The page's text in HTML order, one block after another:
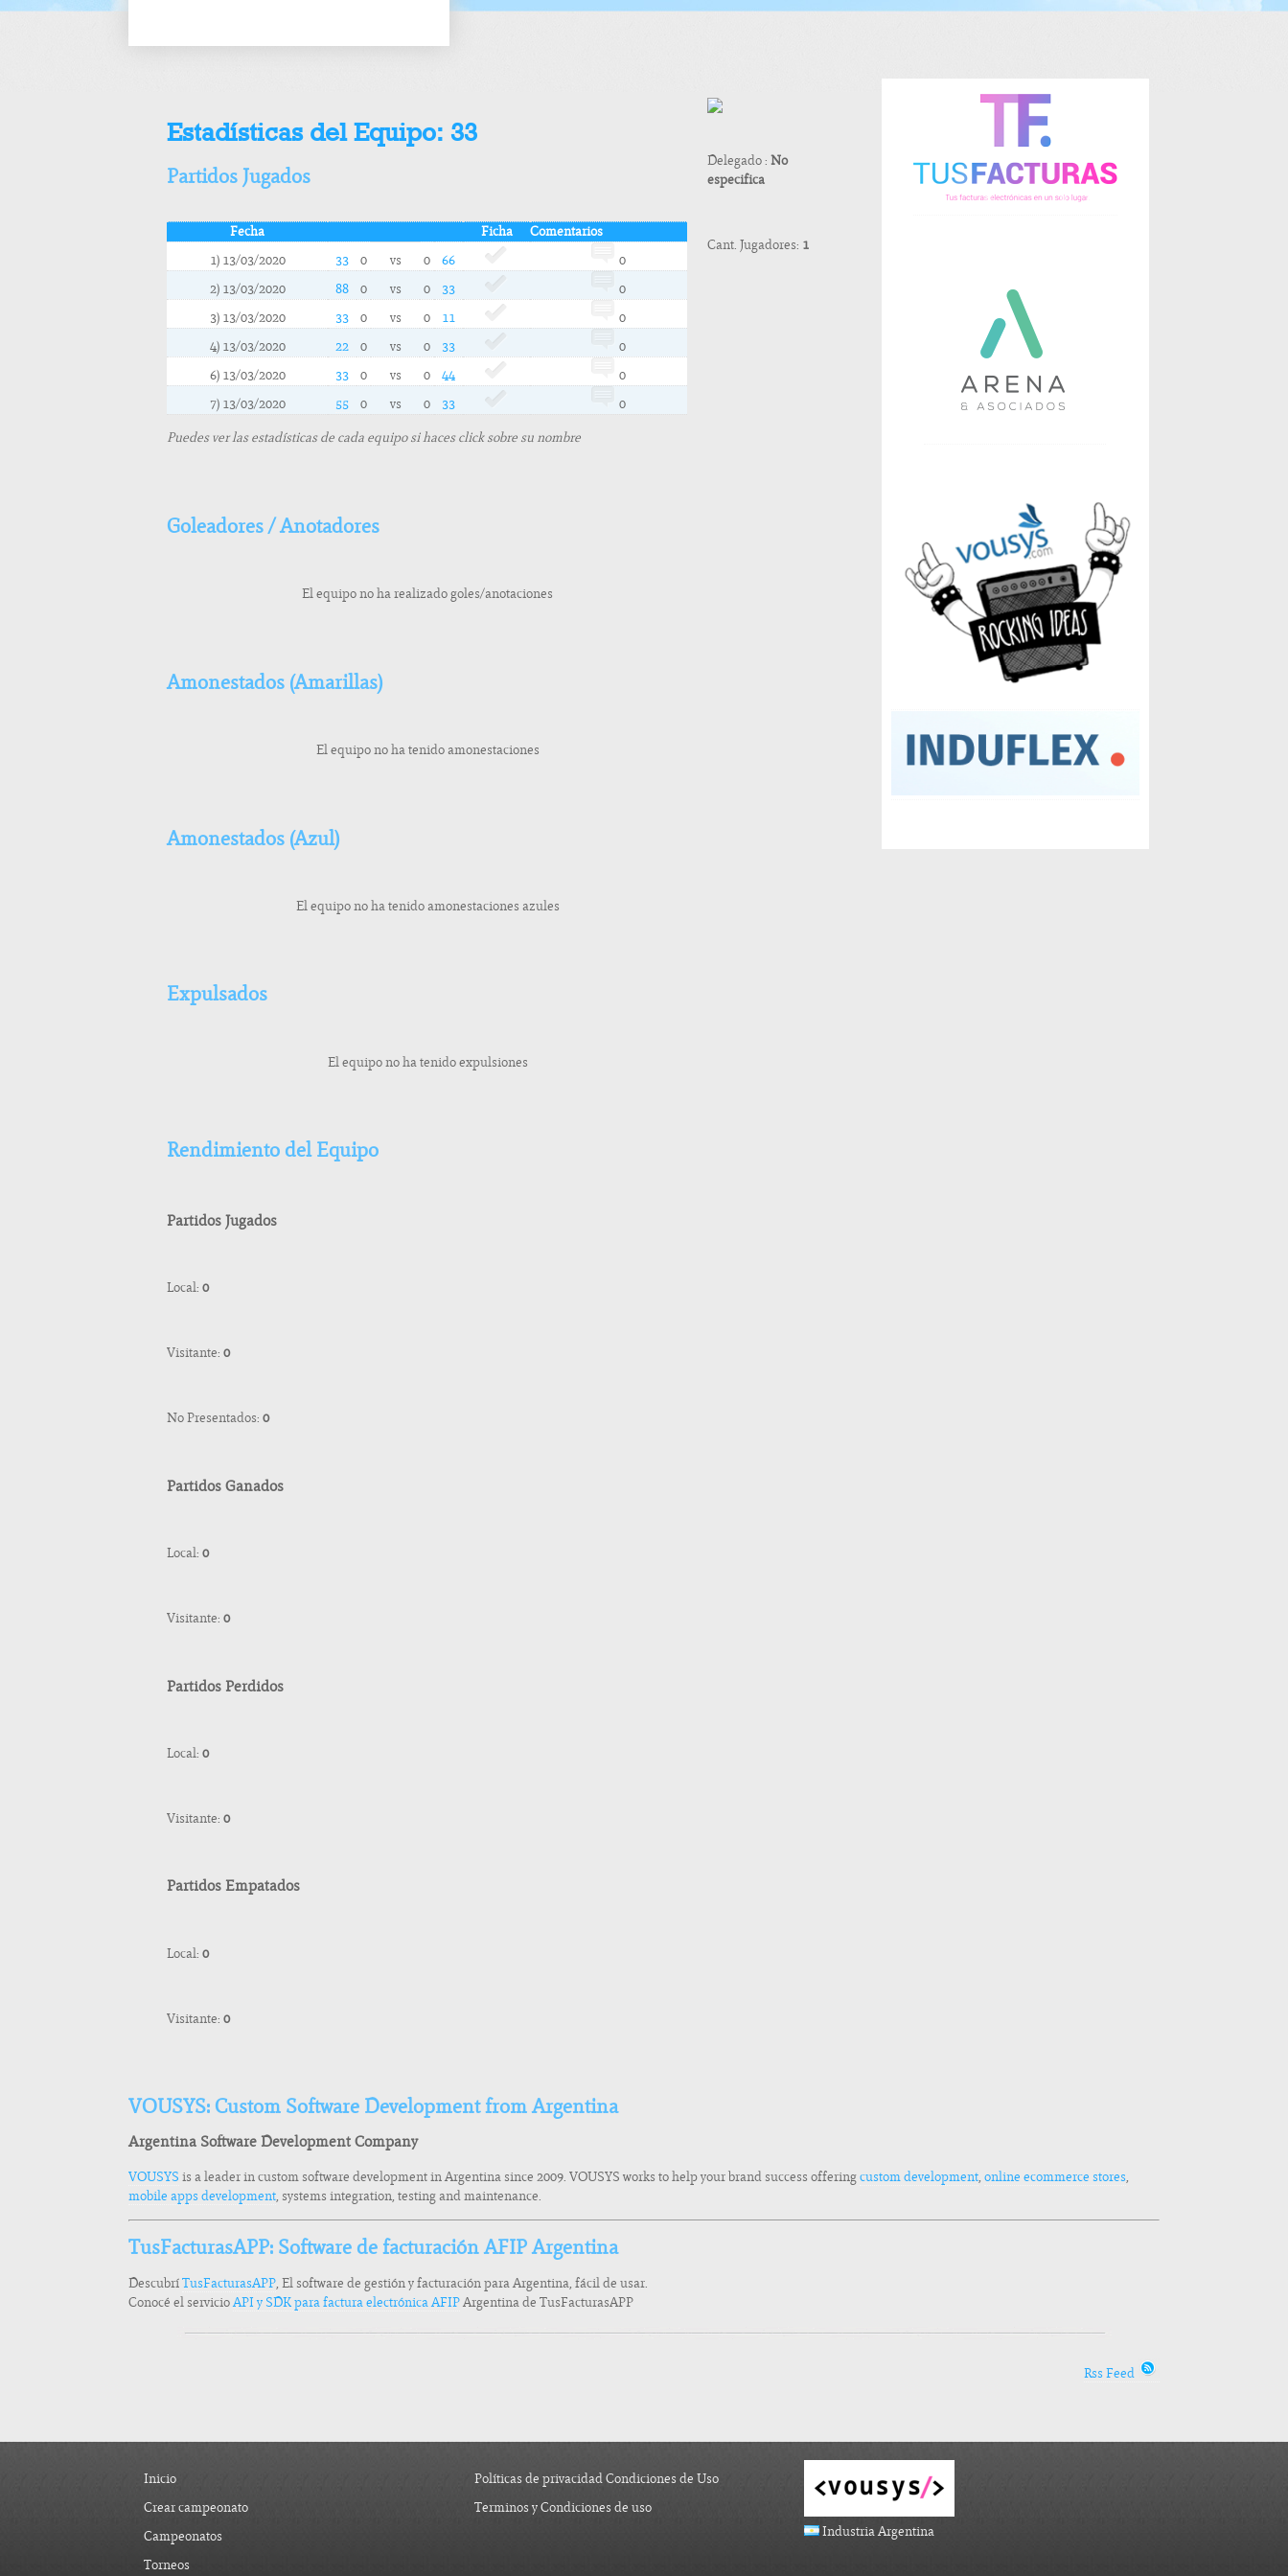
Estadísticas del Equipo: 33
Partidos Jugados
Fecha Ficha
Comentarios
1) 13/03/2020
33 0 vs 0 66
0
2) 13/03/2020
88 0 vs 0 33
0
3) 13/03/2020
33 0 vs 0 11
0
4) 13/03/2020
22 0 vs 0 33
0
6) 13/03/2020
33 0 vs 0 44
0
7) 13/03/2020
55 0 vs 0 33 0
Puedes ver las estadísticas de cada equipo si haces click sobre su nombre
Goleadores / Anotadores
El equipo no ha realizado goles/anotaciones
Amonestados (Amarillas)
El equipo no ha tenido amonestaciones
Amonestados (Azul)
El equipo no ha tenido amonestaciones azules
Expulsados
El equipo no ha tenido expulsiones
Rendimiento del Equipo
Partidos Jugados
Local:0
Visitante:0
No Presentados:0
Partidos Ganados
Local:0
Visitante:0
Partidos Perdidos
Local:0
Visitante:0
Partidos Empatados
Local:0
Visitante:0
Delegado : No
especifica
Cant. Jugadores: 1
VOUSYS: Custom Software Development from Argentina
Argentina Software Development Company
VOUSYS is a leader in custom software development in Argentina since 2009. VOUSYS works to help your brand success offeringcustom development,online ecommerce stores,
mobile apps development, systems integration, testing and maintenance.
TusFacturasAPP: Software de facturación AFIP Argentina
DescubríTusFacturasAPP, El software de gestión y facturación para Argentina, fácil de usar.
Conocé el servicioAPI y SDK para factura electrónica AFIPArgentina de TusFacturasAPP
Rss Feed
Inicio
Crear campeonato
Campeonatos
Torneos
Políticas de privacidad Condiciones de Uso
Terminos y Condiciones de uso
Industria Argentina